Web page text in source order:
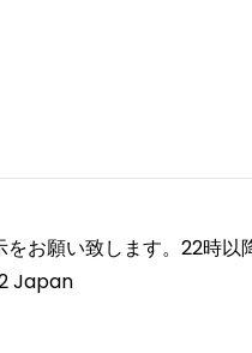
お願い致します。22時
Japan